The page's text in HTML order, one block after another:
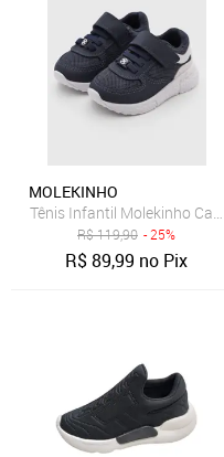
MOLEKINHO
Tênis Infantil Molekinho
R$119,90 - 25%
R$89,99 no Pix